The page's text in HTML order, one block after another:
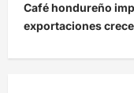
g
a
c
Café hondureño
exportaciones